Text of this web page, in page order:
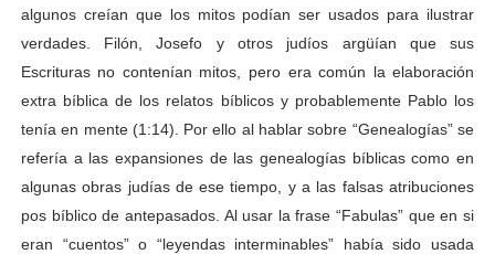
algunos creían que los mitos podían ser usados para ilustrar
verdades. Filón, Josefo y otros judíos argüían que sus
Escrituras no contenían mitos, pero era común la elaboración
extra bíblica de los relatos bíblicos y probablemente Pablo los
tenía en mente (1:14). Por ello al hablar sobre “Genealogías” se
refería a las expansiones de las genealogías bíblicas como en
algunas obras judías de ese tiempo, y a las falsas atribuciones
pos bíblico de antepasados. Al usar la frase “Fabulas” que en si
eran “cuentos” o “leyendas interminables” había sido usada